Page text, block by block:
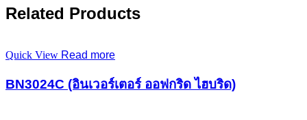
Related Products
Quick View Read more
BN3024C (อินเวอร์เตอร์ ออฟกริด ไฮบริด)